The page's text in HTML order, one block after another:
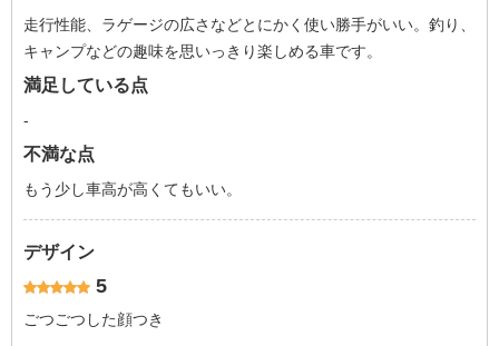
走行性能、ラゲージの広さなどとにかく使い勝手がいい。釣り、
キャンプなどの趣味を思いっきり楽しめる車です。
満足している点
-
不満な点
もう少し車高が高くてもいい。
デザイン
5
ごつごつした顔つき